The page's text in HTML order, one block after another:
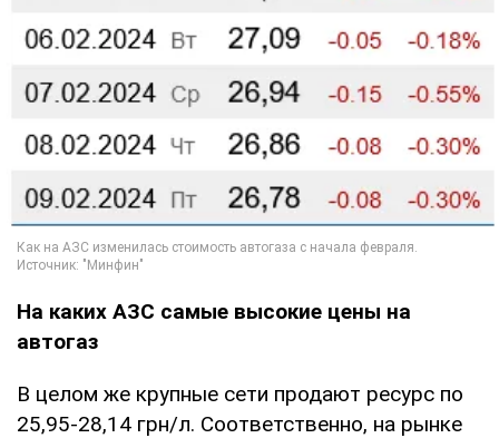
На каких АЗС самые высокие цены на
автогаз
В целом же крупные сети продают ресурс по
25,95-28,14 грн/л. Соответственно, на рынке